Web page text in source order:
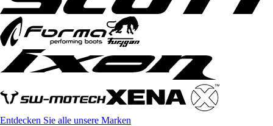
Entdecken Sie alle unsere Marken